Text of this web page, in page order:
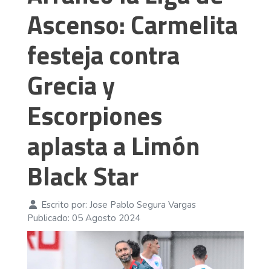
Ascenso: Carmelita
festeja contra
Grecia y
Escorpiones
aplasta a Limón
Black Star
Escrito por: Jose Pablo Segura Vargas
Publicado: 05 Agosto 2024